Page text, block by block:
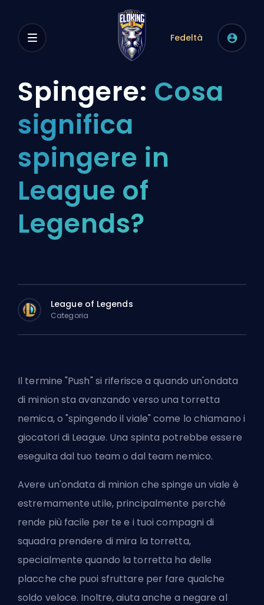
Fedeltà
Spingere: Cosa
significa
spingere in
League of
Legends?
League of Legends
Categoria
Il termine "Push" si riferisce a quando un'ondata
di minion sta avanzando verso una torretta
nemica, o "spingendo il viale" come lo chiamano i
giocatori di League. Una spinta potrebbe essere
eseguita dal tuo team o dal team nemico.
Avere un'ondata di minion che spinge un viale è
estremamente utile, principalmente perché
rende più facile per te e i tuoi compagni di
squadra prendere di mira la torretta,
specialmente quando la torretta ha delle
placche che puoi sfruttare per fare qualche
soldo veloce. Inoltre, aiuta anche a negare al